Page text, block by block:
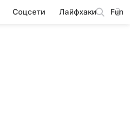
Соцсети Лайфхаки Fun